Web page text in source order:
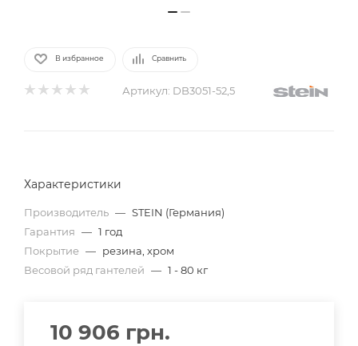
В избранное Сравнить
Артикул: DB3051-52,5
Характеристики
Производитель — STEIN (Германия)
Гарантия — 1 год
Покрытие — резина, хром
Весовой ряд гантелей — 1 - 80 кг
10 906 грн.